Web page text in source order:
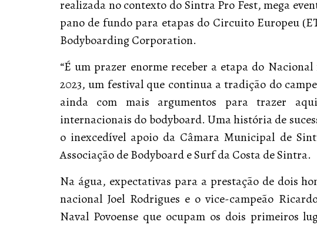
realizada no contexto do Sintra Pro Fest, mega
pano de fundo para etapas do Circuito Europeu
Bodyboarding Corporation.
“É um prazer enorme receber a etapa do
2023, um festival que continua a tradição do
ainda com mais argumentos para trazer
internacionais do bodyboard. Uma história de
o inexcedível apoio da Câmara Municipal de
Associação de Bodyboard e Surf da Costa de Sintra.
Na água, expectativas para a prestação de dois
nacional Joel Rodrigues e o vice-campeão
Naval Povoense que ocupam os dois primeiros